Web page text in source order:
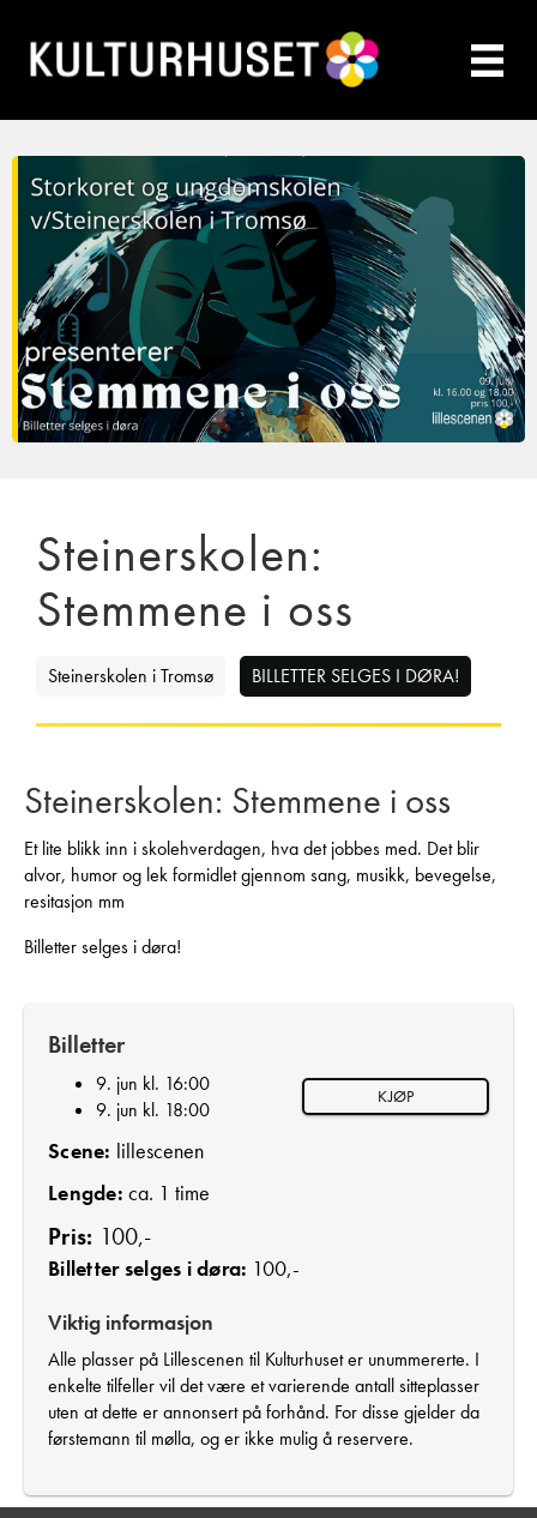
Steinerskolen:
Stemmene i oss
Steinerskolen i Tromsø BILLETTER SELGES I DØRA!
Steinerskolen: Stemmene i oss
Et lite blikk inn i skolehverdagen, hva det jobbes med. Det blir
alvor, humor og lek formidlet gjennom sang, musikk, bevegelse,
resitasjon mm
Billetter selges i døra!
Billetter
9. jun kl. 16:00
9. jun kl. 18:00
KJØP
Scene: lillescenen
Lengde: ca. 1 time
Pris: 100,-
Billetter selges i døra: 100,-
Viktig informasjon
Alle plasser på Lillescenen til Kulturhuset er unummererte. I
enkelte tilfeller vil det være et varierende antall sitteplasser
uten at dette er annonsert på forhånd. For disse gjelder da
førstemann til mølla, og er ikke mulig å reservere.